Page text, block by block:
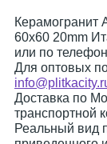
Керамогранит
60x60 20mm
или по
Для оптовых
Доставка по
транспортной
Реальный вид